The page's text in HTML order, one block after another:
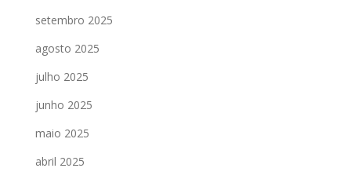
setembro 2025
agosto 2025
julho 2025
junho 2025
maio 2025
abril 2025